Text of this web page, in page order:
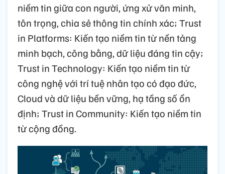
niềm tin giữa con người, ứng xử văn minh,
tôn trọng, chia sẻ thông tin chính xác; Trust
in Platforms: Kiến tạo niềm tin từ nền tảng
minh bạch, công bằng, dữ liệu đáng tin cậy;
Trust in Technology: Kiến tạo niềm tin từ
công nghệ với trí tuệ nhân tạo có đạo đức,
Cloud và dữ liệu bền vững, hạ tầng số ổn
định; Trust in Community: Kiến tạo niềm tin
từ cộng đồng.